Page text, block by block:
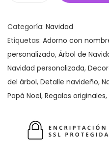
l
a
d
e
n
a
i
Categoría: Navidad
Etiquetas: Adorno con
personalizado, Árbol de
Navidad personalizada,
del árbol, Detalle navideño,
Papá Noel, Regalos originales,